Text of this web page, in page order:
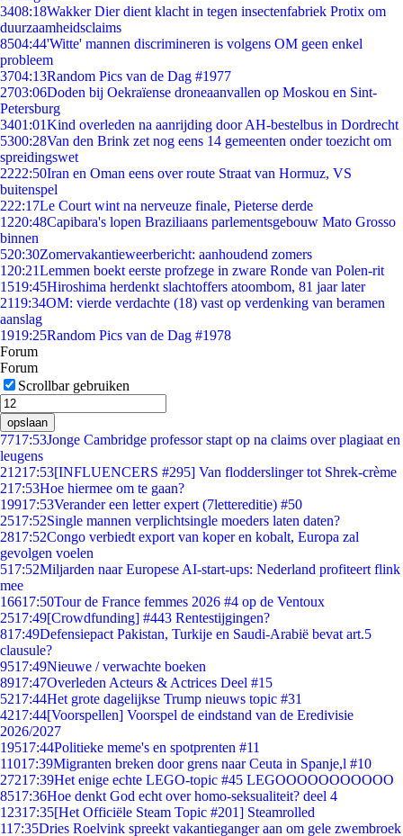
3408:18Wakker Dier dient klacht in tegen insectenfabriek Protix om
duurzaamheidsclaims
8504:44'Witte' mannen discrimineren is volgens OM geen enkel
probleem
3704:13Random Pics van de Dag #1977
2703:06Doden bij Oekraïense droneaanvallen op Moskou en Sint-
Petersburg
3401:01Kind overleden na aanrijding door AH-bestelbus in Dordrecht
5300:28Van den Brink zet nog eens 14 gemeenten onder toezicht om
spreidingswet
2222:50Iran en Oman eens over route Straat van Hormuz, VS
buitenspel
222:17Le Court wint na nerveuze finale, Pieterse derde
1220:48Capibara's lopen Braziliaans parlementsgebouw Mato Grosso
binnen
520:30Zomervakantieweerbericht: aanhoudend zomers
1 20:21Lemmen boekt eerste profzege in zware Ronde van Polen-rit
1519:45Hiroshima herdenkt slachtoffers atoombom, 81 jaar later
2119:34OM: vierde verdachte (18) vast op verdenking van beramen
aanslag
1919:25Random Pics van de Dag #1978
Forum
Forum
Scrollbar gebruiken
opslaan
7717:53Jonge Cambridge professor stapt op na claims over plagiaat en
leugens
21217:53[INFLUENCERS #295] Van flodderslinger tot Shrek-crème
217:53Hoe hiermee om te gaan?
19917:53Verander een letter expert (7lettereditie) #50
2517:52Single mannen verplichtsingle moeders laten daten?
2817:52Congo verbiedt export van koper en kobalt, Europa zal
gevolgen voelen
517:52Miljarden naar Europese AI-start-ups: Nederland profiteert flink
mee
16617:50Tour de France femmes 2026 #4 op de Ventoux
2517:49[Crowdfunding] #443 Rentestijgingen?
817:49Defensiepact Pakistan, Turkije en Saudi-Arabië bevat art.5
clausule?
9517:49Nieuwe / verwachte boeken
8917:47Overleden Acteurs & Actrices Deel #15
5217:44Het grote dagelijkse Trump nieuws topic #31
4217:44[Voorspellen] Voorspel de eindstand van de Eredivisie
2026/2027
19517:44Politieke meme's en spotprenten #11
11017:39Migranten breken door grens naar Ceuta in Spanje,l #10
27217:39Het enige echte LEGO-topic #45 LEGOOOOOOOOOOO
8517:36Hoe denkt God echt over homo-seksualiteit? deel 4
12317:35[Het Officiële Steam Topic #201] Steamrolled
117:35Dries Roelvink spreekt vakantieganger aan om gele zwembroek